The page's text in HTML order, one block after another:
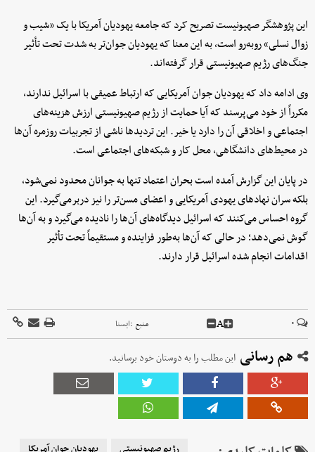
این پژوهشگر صهیونیست تصریح کرد که جامعه یهودیان آمریکا با یک «شیب و
زوال نسلی» روبه‌رو است، به این معنا که یهودیان جوان‌تر به شدت تحت تأثیر
جنگ‌های رژیم صهیونیستی قرار گرفته‌اند.
وی ادامه داد که یهودیان جوان آمریکایی که ارتباط عمیقی با اسرائیل ندارند،
مکرراً از خود می‌پرسند که آیا حمایت از رژیم صهیونیستی ارزش هزینه‌های
اجتماعی و اخلاقی آن را دارد یا خیر. این تردیدها ناشی از تجربیات روزمره آن‌ها
در محیط‌های دانشگاهی، محل کار و شبکه‌های اجتماعی است.
در پایان این گزارش آمده است بحران اعتماد تنها به جوانان محدود نمی‌شود،
بلکه سران نهادهای یهودی آمریکایی و اعضای مسن‌تر را نیز دربرمی‌گیرد. این
گروه احساس می‌کنند که اسرائیل دیدگاه‌های آن‌ها را نادیده می‌گیرد و به آن‌ها
گوش نمی‌دهد؛ در حالی که آن‌ها به‌طور فزاینده‌ و مستقیماً تحت تأثیر
اقدامات انجام شده اسرائیل قرار دارند.
۰ A منبع :ايسنا
هم رسانی این مطلب را به دوستان خود برسانید.